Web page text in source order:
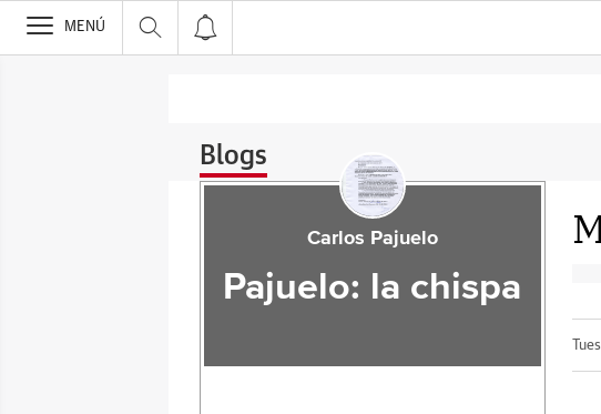
>
MENÚ
Blogs
Carlos Pajuelo
Pajuelo: la chispa